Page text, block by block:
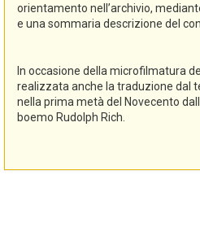
orientamento nell’archivio,
e una sommaria descrizione del
In occasione della microfilmatura
realizzata anche la traduzione dal
nella prima metà del Novecento
boemo Rudolph Rich.